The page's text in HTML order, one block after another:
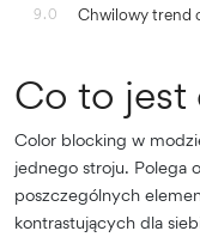
9.0 Chwilowy trend
Co to jest
Color blocking w
jednego stroju. Polega
poszczególnych
kontrastujących dla